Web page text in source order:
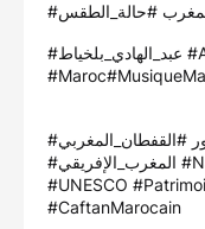
#عبد_الهادي_بلخياط #AbdelhadiBelkhayat
#ميناء_الناضور #القفطان_المغربي #iSMAGi2026
#المغرب_الإفريقي #NadorWestMed #Maroc2026
#UNESCO
#CaftanMarocain